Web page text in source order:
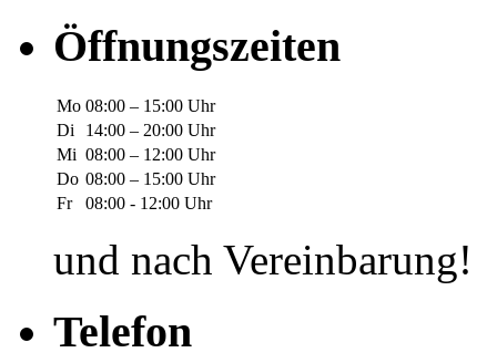
Öffnungszeiten
Mo 08:00 – 15:00 Uhr
Di
14:00 – 20:00 Uhr
Mi 08:00 – 12:00 Uhr
Do 08:00 – 15:00 Uhr
Fr
08:00 - 12:00 Uhr
und nach Vereinbarung!
Telefon